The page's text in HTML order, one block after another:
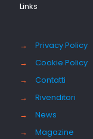
Links
→
Privacy Policy
→
Cookie Policy
→
Contatti
→
Rivenditori
→
News
→
Magazine